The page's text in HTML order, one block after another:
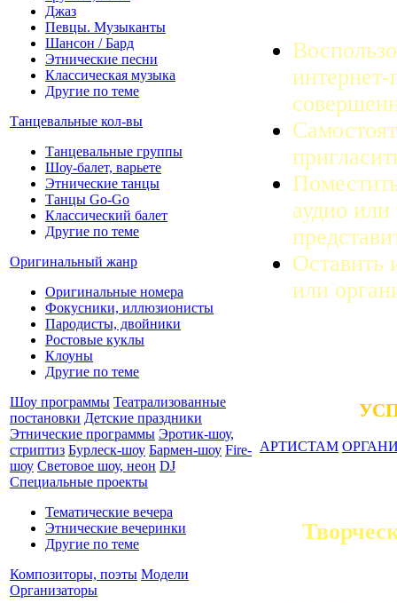
Джаз
Певцы. Музыканты
Шансон / Бард
Этнические песни
Классическая музыка
Другие по теме
Танцевальные кол-вы
Танцевальные группы
Шоу-балет, варьете
Этнические танцы
Танцы Go-Go
Классический балет
Другие по теме
Оригинальный жанр
Оригинальные номера
Фокусники, иллюзионисты
Пародисты, двойники
Ростовые куклы
Клоуны
Другие по теме
Шоу программы Театрализованные
постановки Детские праздники
Этнические программы Эротик-шоу,
стриптиз Бурлеск-шоу Бармен-шоу Fire-
шоу Световое шоу, неон DJ
Специальные проекты
Тематические вечера
Этнические вечеринки
Другие по теме
Композиторы, поэты Модели
Организаторы
аудио
Оставить
или
АРТИСТАМ